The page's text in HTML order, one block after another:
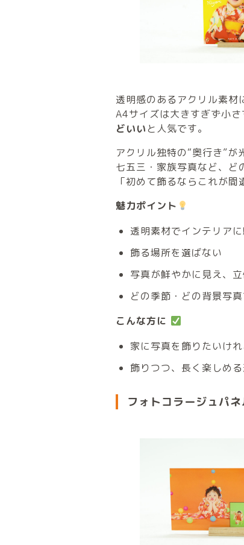
透明感のあるアクリル素材
A4サイズは大きすぎず小さ
どいい と人気です。
アクリル独特の“奥行き”が
七五三・家族写真など、ど
「初めて飾るならこれが
魅力ポイント
透明素材でインテリア
飾る場所を選ばない
写真が鮮やかに見え、
どの季節・どの背景写
こんな方に
家に写真を飾りたいけ
飾りつつ、長く楽しめ
フォトコラージュパ